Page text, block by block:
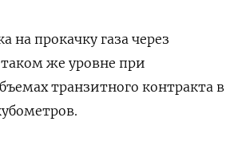
на прокачку газа через
же уровне при
транзитного контракта в